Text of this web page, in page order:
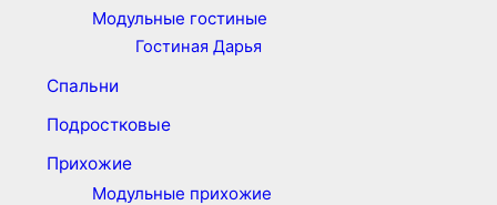
Модульные гостиные
Гостиная Дарья
Спальни
Подростковые
Прихожие
Модульные прихожие